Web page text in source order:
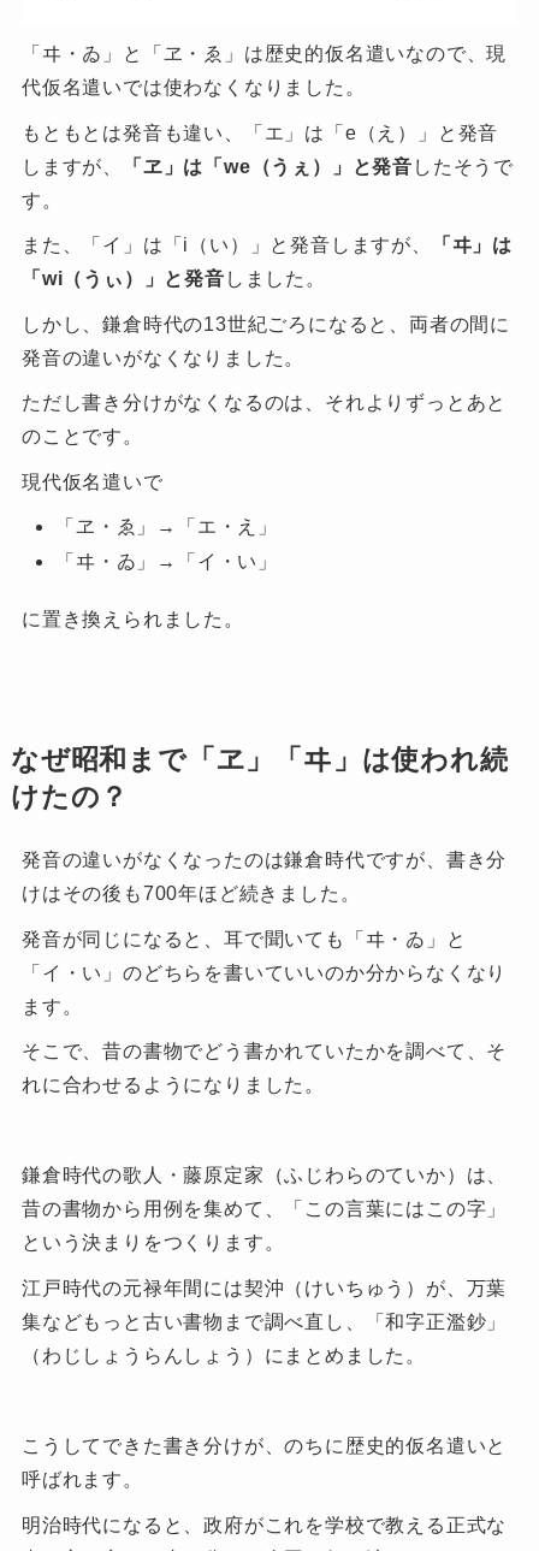
「ヰ・ゐ」と「ヱ・ゑ」は歴史的仮名遣いなので、現
代仮名遣いでは使わなくなりました。
もともとは発音も違い、「エ」は「e（え）」と発音
しますが、
「ヱ」は「we（うぇ）」と発音 したそうで
す。
また、「イ」は「i（い）」と発音しますが、
「ヰ」は
「wi（うぃ）」と発音 しました。
しかし、鎌倉時代の13世紀ごろになると、両者の間に
発音の違いがなくなりました。
ただし書き分けがなくなるのは、それよりずっとあと
のことです。
現代仮名遣いで
「ヱ・ゑ」→「エ・え」
「ヰ・ゐ」→「イ・い」
に置き換えられました。
なぜ昭和まで「ヱ」「ヰ」は使われ続
けたの？
発音の違いがなくなったのは鎌倉時代ですが、書き分
けはその後も700年ほど続きました。
発音が同じになると、耳で聞いても「ヰ・ゐ」と
「イ・い」のどちらを書いていいのか分からなくなり
ます。
そこで、昔の書物でどう書かれていたかを調べて、そ
れに合わせるようになりました。
鎌倉時代の歌人・藤原定家（ふじわらのていか）は、
昔の書物から用例を集めて、「この言葉にはこの字」
という決まりをつくります。
江戸時代の元禄年間には契沖（けいちゅう）が、万葉
集などもっと古い書物まで調べ直し、「和字正濫鈔」
（わじしょうらんしょう）にまとめました。
こうしてできた書き分けが、のちに歴史的仮名遣いと
呼ばれます。
明治時代になると、政府がこれを学校で教える正式な